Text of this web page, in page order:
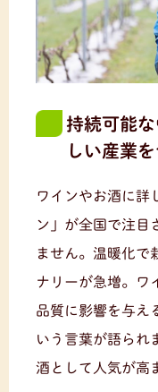
持続可能
しい産業
ワインやお酒に詳
ン」が全国で注目
ません。温暖化で
ナリーが急増。ワ
品質に影響を与え
いう言葉が語られ
酒として人気が高